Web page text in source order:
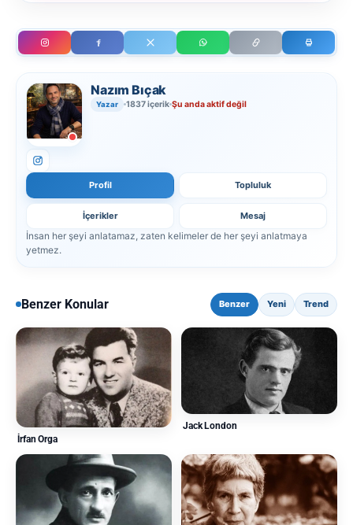
Nazım Bıçak
Yazar 1837 içerik Şu anda aktif değil
Profil Topluluk
İçerikler Mesaj
İnsan her şeyi anlatamaz, zaten kelimeler de her şeyi anlatmaya
yetmez.
Benzer Konular Benzer Yeni Trend
İrfan Orga
Jack London